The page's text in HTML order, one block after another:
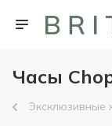
Часы
Эксклюзивные